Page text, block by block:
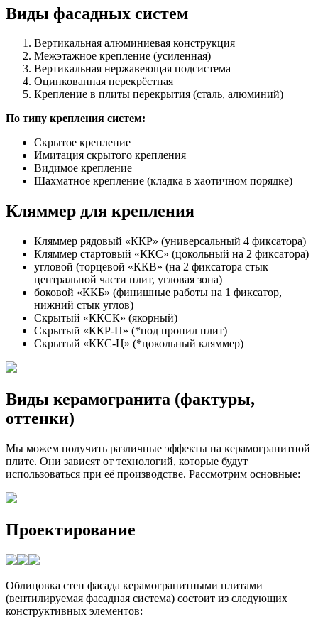
Виды фасадных систем
Вертикальная алюминиевая конструкция
Межэтажное крепление (усиленная)
Вертикальная нержавеющая подсистема
Оцинкованная перекрёстная
Крепление в плиты перекрытия (сталь, алюминий)
По типу крепления систем:
Скрытое крепление
Имитация скрытого крепления
Видимое крепление
Шахматное крепление (кладка в хаотичном порядке)
Кляммер для крепления
Кляммер рядовый «ККР» (универсальный 4 фиксатора)
Кляммер стартовый «ККС» (цокольный на 2 фиксатора)
угловой (торцевой «ККВ» (на 2 фиксатора стык
центральной части плит, угловая зона)
боковой «ККБ» (финишные работы на 1 фиксатор,
нижний стык углов)
Скрытый «ККСК» (якорный)
Скрытый «ККР-П» (*под пропил плит)
Скрытый «ККС-Ц» (*цокольный кляммер)
Виды керамогранита (фактуры,
оттенки)
Мы можем получить различные эффекты на керамогранитной
плите. Они зависят от технологий, которые будут
использоваться при её производстве. Рассмотрим основные:
Проектирование
Облицовка стен фасада керамогранитными плитами
(вентилируемая фасадная система) состоит из следующих
конструктивных элементов: